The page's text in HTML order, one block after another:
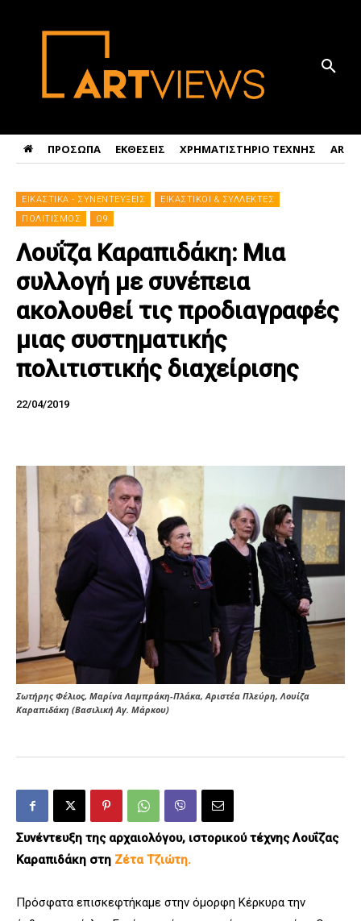
ΠΡΟΣΩΠΑ ΕΚΘΕΣΕΙΣ ΧΡΗΜΑΤΙΣΤΗΡΙΟ ΤΕΧΝΗΣ ART
ΕΙΚΑΣΤΙΚΑ - ΣΥΝΕΝΤΕΥΞΕΙΣ
ΕΙΚΑΣΤΙΚΟΙ & ΣΥΛΛΕΚΤΕΣ
ΠΟΛΙΤΙΣΜΟΣ
Ω9
Λουΐζα Καραπιδάκη: Μια
συλλογή με συνέπεια
ακολουθεί τις προδιαγραφές
μιας συστηματικής
πολιτιστικής διαχείρισης
22/04/2019
Σωτήρης Φέλιος, Μαρίνα Λαμπράκη-Πλάκα, Αριστέα Πλεύρη, Λουίζα
Καραπιδάκη (Βασιλική Αγ. Μάρκου)
Συνέντευξη της αρχαιολόγου, ιστορικού τέχνης Λουΐζας
Καραπιδάκη στη Ζέτα Τζιώτη.
Πρόσφατα επισκεφτήκαμε στην όμορφη Κέρκυρα την